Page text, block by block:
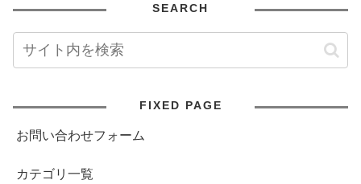
SEARCH
FIXED PAGE
お問い合わせフォーム
カテゴリ一覧